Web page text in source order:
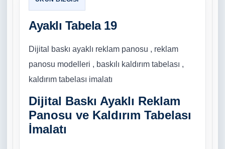
Ayaklı Tabela 19
Dijital baskı ayaklı reklam panosu , reklam
panosu modelleri , baskılı kaldırım tabelası ,
kaldırım tabelası imalatı
Dijital Baskı Ayaklı Reklam
Panosu ve Kaldırım Tabelası
İmalatı